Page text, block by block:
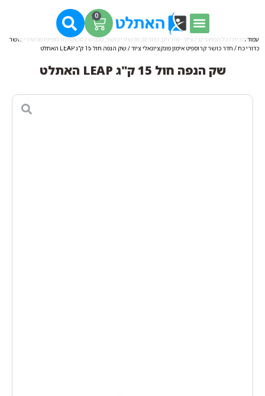
0
עמוד הבית / כל המוצרים / ציוד - מזרנים, כדורים, מכשירי כושר, ספורט / משקולות גומיות מכשירי כושר
כדורי כח/ חדר כושר קרוספיט אימון פונקציונאלי ציוד/ שק הנפה חול 15 ק"ג LEAP האתלט
שק הנפה חול 15 ק"ג LEAP האתלט